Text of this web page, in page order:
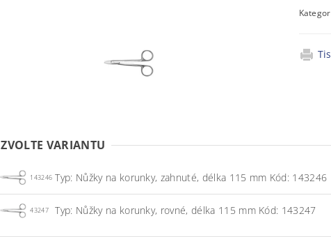
ZVOLTE VARIANTU
143246 Typ: Nůžky na korunky, zahnuté, délka 115 mm Kód: 143246
43247 Typ: Nůžky na korunky, rovné, délka 115 mm Kód: 143247